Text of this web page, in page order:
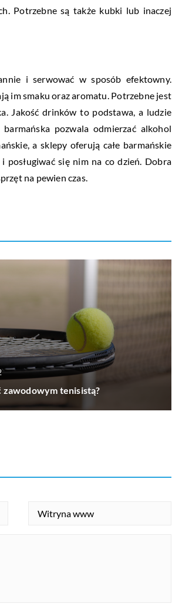
Potrzebne są także kubki lub inaczej
i serwować w sposób efektowny.
im smaku oraz aromatu. Potrzebne jest
Jakość drinków to podstawa, a ludzie
pozwala odmierzać alkohol
a sklepy oferują całe barmańskie
się nim na co dzień. Dobra
na pewien czas.
zawodowym tenisistą?